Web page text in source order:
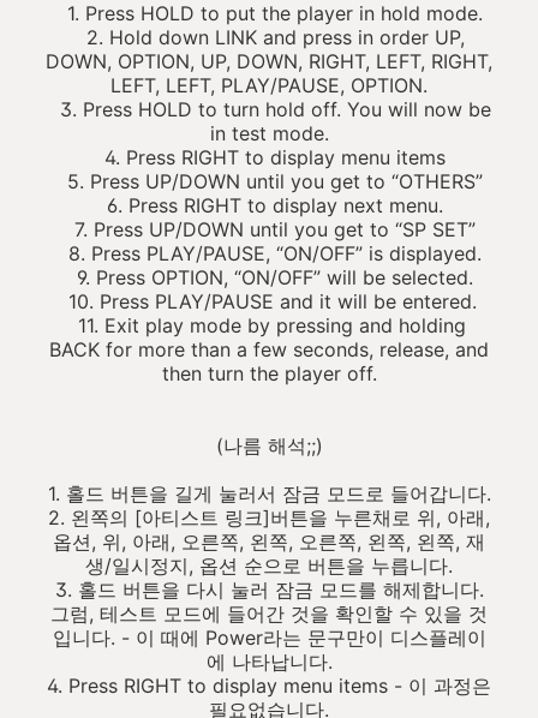
1. Press HOLD to put the player in hold mode.
2. Hold down LINK and press in order UP,
DOWN, OPTION, UP, DOWN, RIGHT, LEFT, RIGHT,
LEFT, LEFT, PLAY/PAUSE, OPTION.
3. Press HOLD to turn hold off. You will now be
in test mode.
4. Press RIGHT to display menu items
5. Press UP/DOWN until you get to “OTHERS”
6. Press RIGHT to display next menu.
7. Press UP/DOWN until you get to “SP SET”
8. Press PLAY/PAUSE, “ON/OFF” is displayed.
9. Press OPTION, “ON/OFF” will be selected.
10. Press PLAY/PAUSE and it will be entered.
11. Exit play mode by pressing and holding
BACK for more than a few seconds, release, and
then turn the player off.
(나름 해석;;)
1. 홀드 버튼을 길게 눌러서 잠금 모드로 들어갑니다.
2. 왼쪽의 [아티스트 링크]버튼을 누른채로 위, 아래,
옵션, 위, 아래, 오른쪽, 왼쪽, 오른쪽, 왼쪽, 왼쪽, 재
생/일시정지, 옵션 순으로 버튼을 누릅니다.
3. 홀드 버튼을 다시 눌러 잠금 모드를 해제합니다.
그럼, 테스트 모드에 들어간 것을 확인할 수 있을 것
입니다. - 이 때에 Power라는 문구만이 디스플레이
에 나타납니다.
4. Press RIGHT to display menu items - 이 과정은
필요없습니다.